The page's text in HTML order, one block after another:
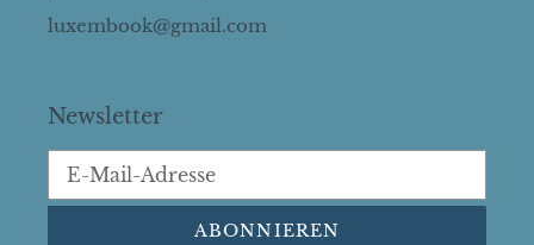
luxembook@gmail.com
Newsletter
ABONNIEREN